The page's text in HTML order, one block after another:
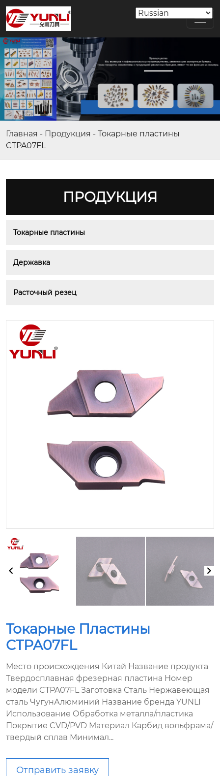
Главная - Продукция - Токарные пластины
CTPA07FL
ПРОДУКЦИЯ
Токарные пластины
Державка
Расточный резец
Токарные Пластины
CTPA07FL
Место происхождения Китай Название продукта
Твердосплавная фрезерная пластина Номер
модели CTPA07FL Заготовка Сталь Нержавеющая
сталь ЧугунАлюминий Название бренда YUNLI
Использование Обработка металла/пластика
Покрытие CVD/PVD Материал Карбид вольфрама/
твердый сплав Минимал...
Отправить заявку